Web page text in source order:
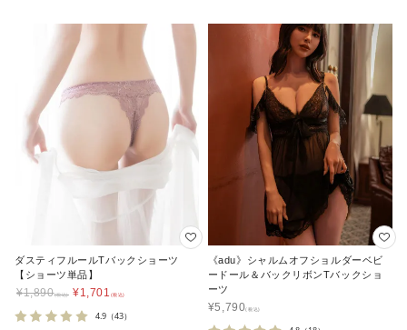
ダスティフルールTバックショーツ
【ショーツ単品】
¥1,890 ¥1,701
4.9 （43）
《adu》シャルムオフショルダーベビ
ードール＆バックリボンTバックショ
ーツ
¥5,790